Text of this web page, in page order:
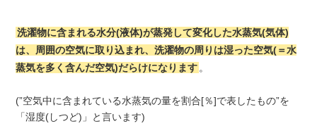
洗濯物に含まれる水分(液体)が蒸発して変化した水蒸気(気体)
は、周囲の空気に取り込まれ、洗濯物の周りは湿った空気(＝水
蒸気を多く含んだ空気)だらけになります 。
(”空気中に含まれている水蒸気の量を割合[％]で表したもの”を
「湿度(しつど)」と言います)